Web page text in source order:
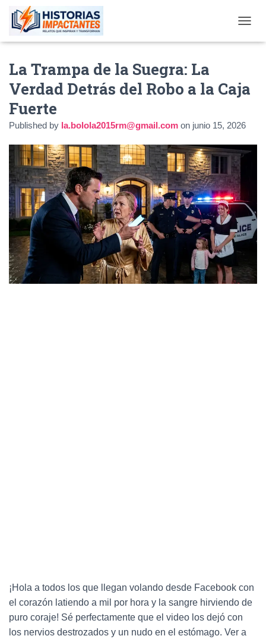
La Trampa de la Suegra: La
Verdad Detrás del Robo a la Caja
Fuerte
Published by la.bolola2015rm@gmail.com on junio 15, 2026
¡Hola a todos los que llegan volando desde Facebook con
el corazón latiendo a mil por hora y la sangre hirviendo de
puro coraje! Sé perfectamente que el video los dejó con
los nervios destrozados y un nudo en el estómago. Ver a